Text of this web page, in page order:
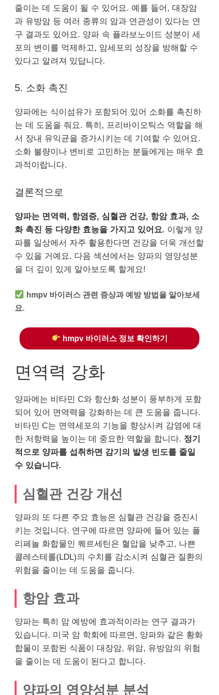
줄이는 데 도움이 될 수 있어요. 예를 들어, 대장암
과 유방암 등 여러 종류의 암과 연관성이 있다는 연
구 결과도 있어요. 양파 속 플라보노이드 성분이 세
포의 변이를 억제하고, 암세포의 성장을 방해할 수
있다고 알려져 있답니다.
5. 소화 촉진
양파에는 식이섬유가 포함되어 있어 소화를 촉진하
는 데 도움을 줘요. 특히, 프리바이오틱스 역할을 해
서 장내 유익균을 증가시키는 데 기여할 수 있어요.
소화 불량이나 변비로 고민하는 분들에게는 매우 효
과적이랍니다.
결론적으로
양파는 면역력, 항염증, 심혈관 건강, 항암 효과, 소
화 촉진 등 다양한 효능을 가지고 있어요. 이렇게 양
파를 일상에서 자주 활용한다면 건강을 더욱 개선할
수 있을 거예요. 다음 섹션에서는 양파의 영양성분
을 더 깊이 있게 알아보도록 할게요!
hmpv 바이러스 관련 증상과 예방 방법을 알아보세
요.
hmpv 바이러스 정보 확인하기
면역력 강화
양파에는 비타민 C와 항산화 성분이 풍부하게 포함
되어 있어 면역력을 강화하는 데 큰 도움을 줍니다.
비타민 C는 면역세포의 기능을 향상시켜 감염에 대
한 저항력을 높이는 데 중요한 역할을 합니다. 정기
적으로 양파를 섭취하면 감기의 발생 빈도를 줄일
수 있습니다.
심혈관 건강 개선
양파의 또 다른 주요 효능은 심혈관 건강을 증진시
키는 것입니다. 연구에 따르면 양파에 들어 있는 폴
리페놀 화합물인 퀘르세틴은 혈압을 낮추고, 나쁜
콜레스테롤(LDL)의 수치를 감소시켜 심혈관 질환의
위험을 줄이는 데 도움을 줍니다.
항암 효과
양파는 특히 암 예방에 효과적이라는 연구 결과가
있습니다. 미국 암 학회에 따르면, 양파와 같은 황화
합물이 포함된 식품이 대장암, 위암, 유방암의 위험
을 줄이는 데 도움이 된다고 합니다.
양파의 영양성분 분석